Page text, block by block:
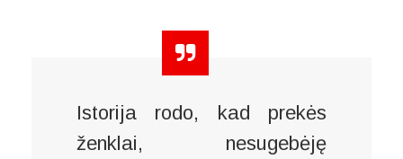
Istorija rodo, kad prekės
ženklai, nesugebėję